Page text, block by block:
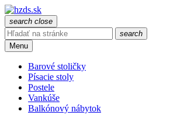
search close
search
Menu
Barové stoličky
Písacie stoly
Postele
Vankúše
Balkónový nábytok